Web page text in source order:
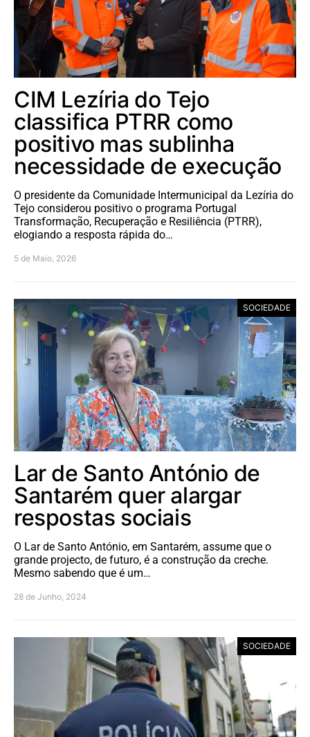
CIM Lezíria do Tejo
classifica PTRR como
positivo mas sublinha
necessidade de execução
O presidente da Comunidade Intermunicipal da Lezíria do
Tejo considerou positivo o programa Portugal
Transformação, Recuperação e Resiliência (PTRR),
elogiando a resposta rápida do…
5 de Maio, 2026
SOCIEDADE
Lar de Santo António de
Santarém quer alargar
respostas sociais
O Lar de Santo António, em Santarém, assume que o
grande projecto, de futuro, é a construção da creche.
Mesmo sabendo que é um…
28 de Junho, 2024
SOCIEDADE